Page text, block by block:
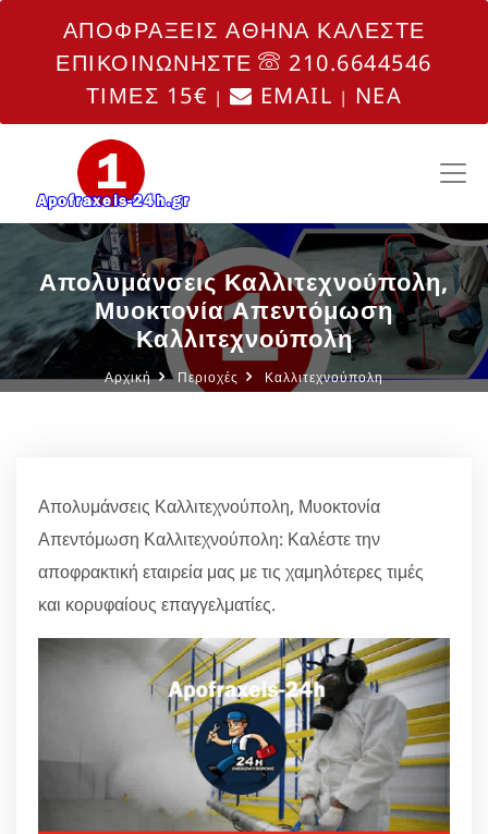
ΑΠΟΦΡΑΞΕΙΣ ΑΘΗΝΑ ΚΑΛΕΣΤΕ
ΕΠΙΚΟΙΝΩΝΗΣΤΕ
210.6644546
ΤΙΜΕΣ 15€ | EMAIL | NEA
Απολυμάνσεις Καλλιτεχνούπολη,
Μυοκτονία Απεντόμωση
Καλλιτεχνούπολη
Αρχική Περιοχές Καλλιτεχνούπολη
Απολυμάνσεις Καλλιτεχνούπολη, Μυοκτονία
Απεντόμωση Καλλιτεχνούπολη: Καλέστε την
αποφρακτική εταιρεία μας με τις χαμηλότερες τιμές
και κορυφαίους επαγγελματίες.